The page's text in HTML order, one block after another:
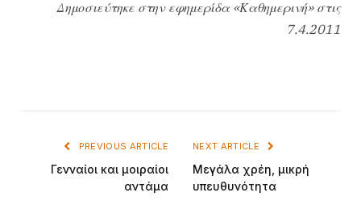
Δημοσιεύτηκε στην εφημερίδα «Καθημερινή» στις
7.4.2011
PREVIOUS ARTICLE
Γενναίοι και μοιραίοι
αντάμα
NEXT ARTICLE
Μεγάλα χρέη, μικρή
υπευθυνότητα